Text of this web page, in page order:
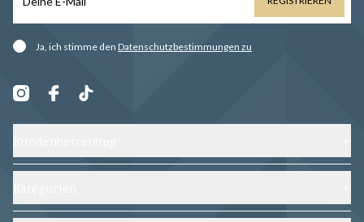
Ja, ich stimme den Datenschutzbestimmungen zu
Kontaktieren Sie uns
Häufig gestellte Fragen
Schuhe